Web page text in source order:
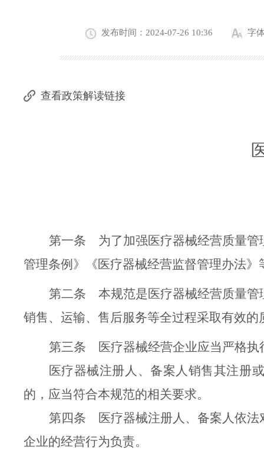
发布时间：2024-07-26 10:36 字
查看政策解读链接
第一条 为了加强医疗器械经营质量
管理条例》《医疗器械经营监督管理办法
第二条 本规范是医疗器械经营质量管
销售、运输、售后服务等全过程采取有效
第三条 医疗器械经营企业应当严格执
医疗器械注册人 、备案人销售其注册
的，应当符合本规范的相关要求。
第四条
医疗器械注册人、备案人依
企业的经营行为负责。